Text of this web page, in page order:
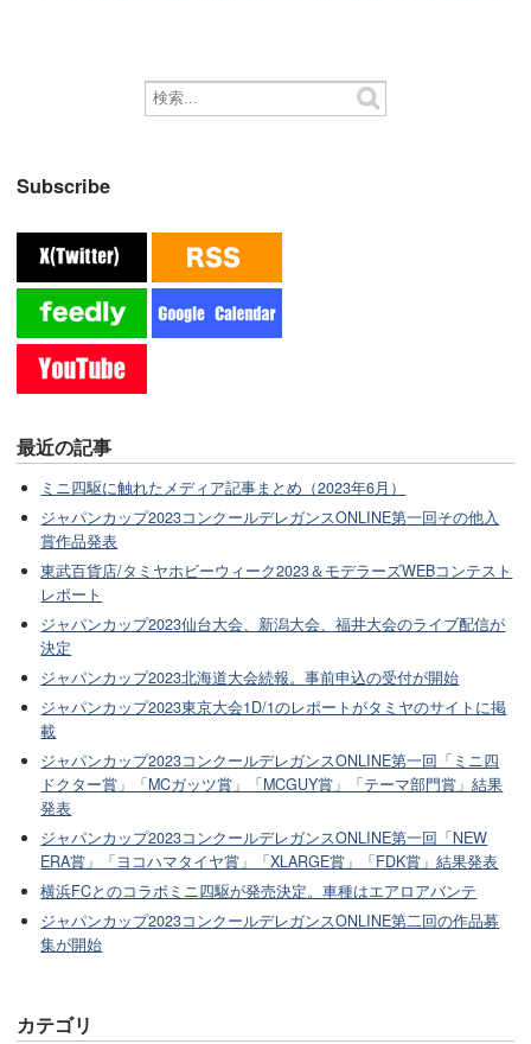
Subscribe
最近の記事
ミニ四駆に触れたメディア記事まとめ（2023年6月）
ジャパンカップ2023コンクールデレガンスONLINE第一回その他入
賞作品発表
東武百貨店/タミヤホビーウィーク2023＆モデラーズWEBコンテスト
レポート
ジャパンカップ2023仙台大会、新潟大会、福井大会のライブ配信が
決定
ジャパンカップ2023北海道大会続報。事前申込の受付が開始
ジャパンカップ2023東京大会1D/1のレポートがタミヤのサイトに掲
載
ジャパンカップ2023コンクールデレガンスONLINE第一回「ミニ四
ドクター賞」「MCガッツ賞」「MCGUY賞」「テーマ部門賞」結果
発表
ジャパンカップ2023コンクールデレガンスONLINE第一回「NEW
ERA賞」「ヨコハマタイヤ賞」「XLARGE賞」「FDK賞」結果発表
横浜FCとのコラボミニ四駆が発売決定。車種はエアロアバンテ
ジャパンカップ2023コンクールデレガンスONLINE第二回の作品募
集が開始
カテゴリ